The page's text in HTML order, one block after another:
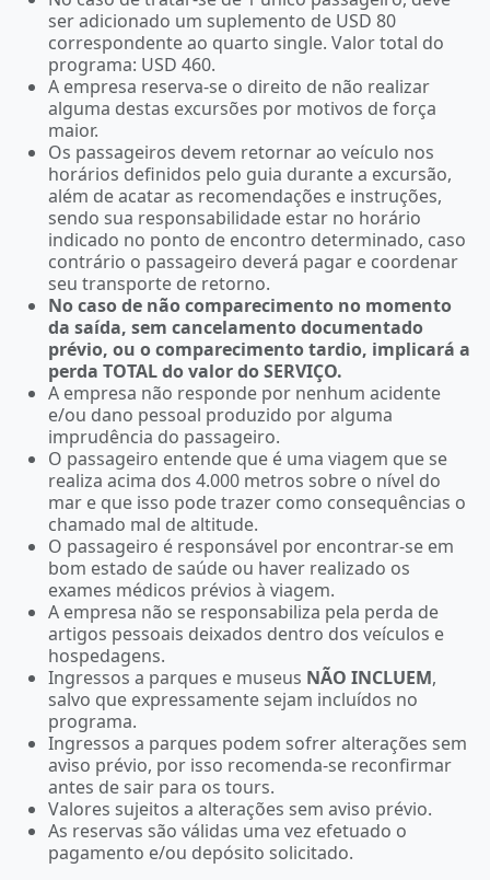
ser adicionado um suplemento de USD 80
correspondente ao quarto single. Valor total do
programa: USD 460.
A empresa reserva-se o direito de não realizar
alguma destas excursões por motivos de força
maior.
Os passageiros devem retornar ao veículo nos
horários definidos pelo guia durante a excursão,
além de acatar as recomendações e instruções,
sendo sua responsabilidade estar no horário
indicado no ponto de encontro determinado, caso
contrário o passageiro deverá pagar e coordenar
seu transporte de retorno.
No caso de não comparecimento no momento
da saída, sem cancelamento documentado
prévio, ou o comparecimento tardio, implicará a
perda TOTAL do valor do SERVIÇO.
A empresa não responde por nenhum acidente
e/ou dano pessoal produzido por alguma
imprudência do passageiro.
O passageiro entende que é uma viagem que se
realiza acima dos 4.000 metros sobre o nível do
mar e que isso pode trazer como consequências o
chamado mal de altitude.
O passageiro é responsável por encontrar-se em
bom estado de saúde ou haver realizado os
exames médicos prévios à viagem.
A empresa não se responsabiliza pela perda de
artigos pessoais deixados dentro dos veículos e
hospedagens.
Ingressos a parques e museus NÃO INCLUEM,
salvo que expressamente sejam incluídos no
programa.
Ingressos a parques podem sofrer alterações sem
aviso prévio, por isso recomenda-se reconfirmar
antes de sair para os tours.
Valores sujeitos a alterações sem aviso prévio.
As reservas são válidas uma vez efetuado o
pagamento e/ou depósito solicitado.